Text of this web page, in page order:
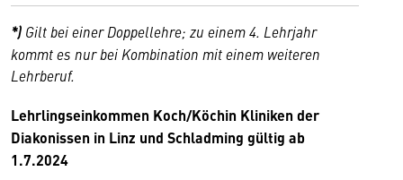
*) Gilt bei einer Doppellehre; zu einem 4. Lehrjahr
kommt es nur bei Kombination mit einem weiteren
Lehrberuf.
Lehrlingseinkommen Koch/Köchin Kliniken der
Diakonissen in Linz und Schladming gültig ab
1.7.2024